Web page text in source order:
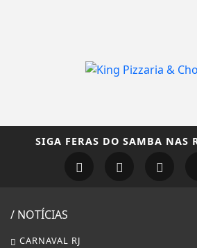
SIGA FERAS DO SAMBA NAS
/ NOTÍCIAS
CARNAVAL RJ